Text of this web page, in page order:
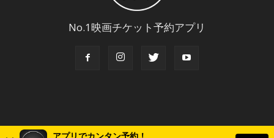
No.1映画チケット予約アプリ